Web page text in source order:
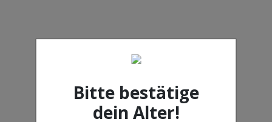
Bitte bestätige
dein Alter!
True Passion Kohle - 1Kg Box